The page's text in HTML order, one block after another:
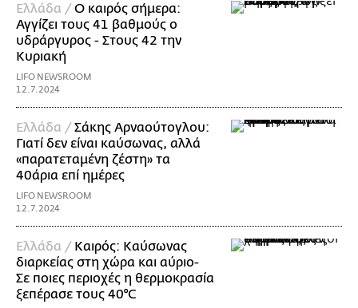
Ελλάδα /Ο καιρός σήμερα:
Αγγίζει τους 41 βαθμούς ο
υδράργυρος - Στους 42 την
Κυριακή
LIFO NEWSROOM
12.7.2024
Ελλάδα /Σάκης Αρναούτογλου:
Γιατί δεν είναι καύσωνας, αλλά
«παρατεταμένη ζέστη» τα
40άρια επί ημέρες
LIFO NEWSROOM
12.7.2024
Ελλάδα / Καιρός: Καύσωνας
διαρκείας στη χώρα και αύριο-
Σε ποιες περιοχές η θερμοκρασία
ξεπέρασε τους 40°C